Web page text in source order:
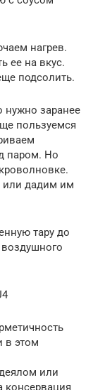
нагрев.
ее на вкус.
подсолить.
нужно заранее
пользуемся
паром. Но
или дадим им
тару до
в этом
или